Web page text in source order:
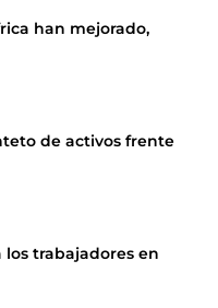
han mejorado,
de activos frente
los trabajadores en